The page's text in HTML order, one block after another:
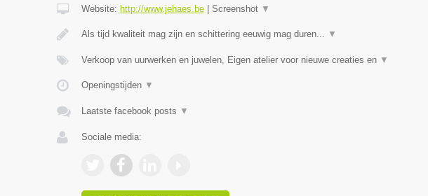
Website: http://www.jehaes.be| Screenshot ▼
Als tijd kwaliteit mag zijn en schittering eeuwig mag duren... ▼
Verkoop van uurwerken en juwelen, Eigen atelier voor nieuwe creaties en ▼
Openingstijden ▼
Laatste facebook posts ▼
Sociale media: